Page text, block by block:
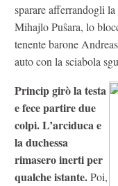
sparare afferrandogli
Mihajlo Puŝara, lo
tenente barone
auto con la sciabola
Princip girò la testa
e fece partire due
colpi.L’arciduca e
la duchessa
rimasero inerti per
qualche istante.Poi,